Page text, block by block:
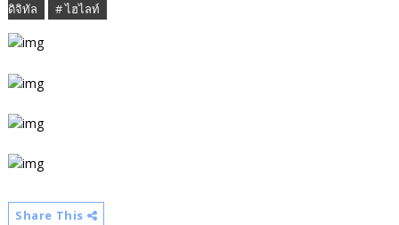
ดิจิทัล
# ไฮไลท์
Share This